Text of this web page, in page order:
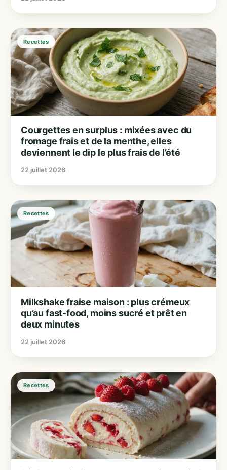
Recettes
Courgettes en surplus : mixées avec du
fromage frais et de la menthe, elles
deviennent le dip le plus frais de l’été
22 juillet 2026
Recettes
Milkshake fraise maison : plus crémeux
qu’au fast-food, moins sucré et prêt en
deux minutes
22 juillet 2026
Recettes